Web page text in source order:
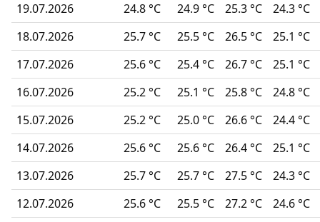
19.07.2026
24.8 °C 24.9 °C 25.3 °C
24.3 °C
18.07.2026
25.7 °C 25.5 °C 26.5 °C
25.1 °C
17.07.2026
25.6 °C 25.4 °C 26.7 °C
25.1 °C
16.07.2026
25.2 °C 25.1 °C 25.8 °C
24.8 °C
15.07.2026
25.2 °C 25.0 °C 26.6 °C
24.4 °C
14.07.2026
25.6 °C 25.6 °C 26.4 °C
25.1 °C
13.07.2026
25.7 °C 25.7 °C 27.5 °C
24.3 °C
12.07.2026
25.6 °C 25.5 °C 27.2 °C
24.6 °C